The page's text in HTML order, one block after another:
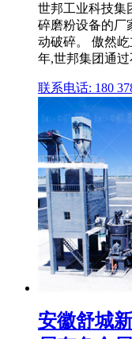
世邦工业科技集
碎磨粉设备的厂
动破碎。 傲然
年,世邦集团通过
联系电话: 180
安徽舒城